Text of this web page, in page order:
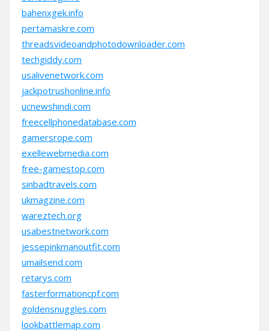
bahenxgek.info
pertamaskre.com
threadsvideoandphotodownloader.com
techgiddy.com
usalivenetwork.com
jackpotrushonline.info
ucnewshindi.com
freecellphonedatabase.com
gamersrope.com
exellewebmedia.com
free-gamestop.com
sinbadtravels.com
ukmagzine.com
wareztech.org
usabestnetwork.com
jessepinkmanoutfit.com
umailsend.com
retarys.com
fasterformationcpf.com
goldensnuggles.com
lookbattlemap.com